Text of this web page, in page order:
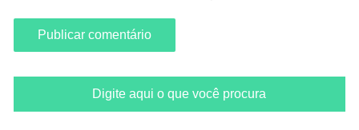
Digite aqui o que você procura